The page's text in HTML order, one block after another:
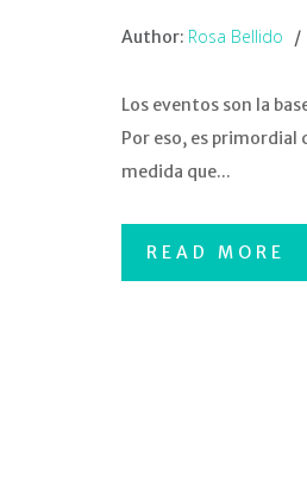
Author: Rosa Bellido
Los eventos son la
Por eso, es primordial
medida que...
READ MORE